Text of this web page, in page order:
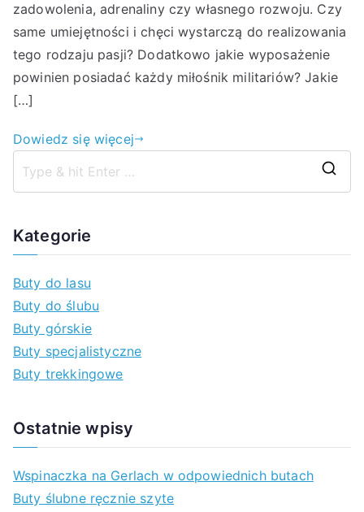
zadowolenia, adrenaliny czy własnego rozwoju. Czy
same umiejętności i chęci wystarczą do realizowania
tego rodzaju pasji? Dodatkowo jakie wyposażenie
powinien posiadać każdy miłośnik militariów? Jakie
[…]
Dowiedz się więcej
Kategorie
Buty do lasu
Buty do ślubu
Buty górskie
Buty specjalistyczne
Buty trekkingowe
Ostatnie wpisy
Wspinaczka na Gerlach w odpowiednich butach
Buty ślubne ręcznie szyte